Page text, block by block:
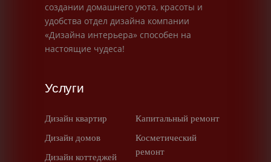
создании домашнего уюта, красоты и
удобства отдел дизайна компании
«Дизайна интерьера» способен на
настоящие чудеса!
Услуги
Дизайн квартир
Дизайн домов
Дизайн коттеджей
Капитальный ремонт
Косметический
ремонт